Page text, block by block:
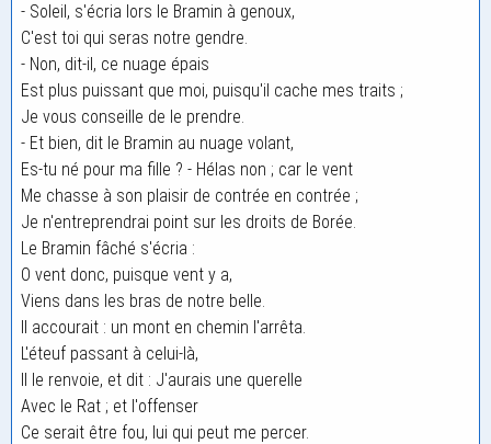
- Soleil, s'écria lors le Bramin à genoux,
C'est toi qui seras notre gendre.
- Non, dit-il, ce nuage épais
Est plus puissant que moi, puisqu'il cache mes traits ;
Je vous conseille de le prendre.
- Et bien, dit le Bramin au nuage volant,
Es-tu né pour ma fille ? - Hélas non ; car le vent
Me chasse à son plaisir de contrée en contrée ;
Je n'entreprendrai point sur les droits de Borée.
Le Bramin fâché s'écria :
O vent donc, puisque vent y a,
Viens dans les bras de notre belle.
Il accourait : un mont en chemin l'arrêta.
L'éteuf passant à celui-là,
Il le renvoie, et dit : J'aurais une querelle
Avec le Rat ; et l'offenser
Ce serait être fou, lui qui peut me percer.